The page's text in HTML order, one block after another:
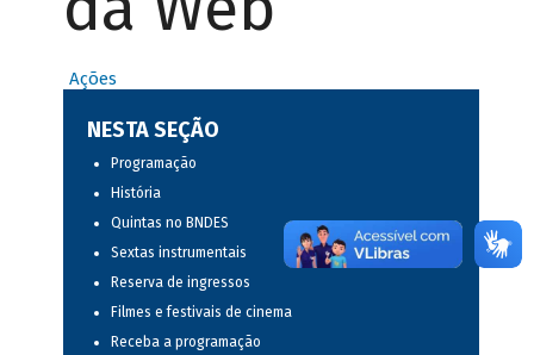
Ações
NESTA SEÇÃO
Programação
História
Quintas no BNDES
Sextas instrumentais
Reserva de ingressos
Filmes e festivais de cinema
Receba a programação